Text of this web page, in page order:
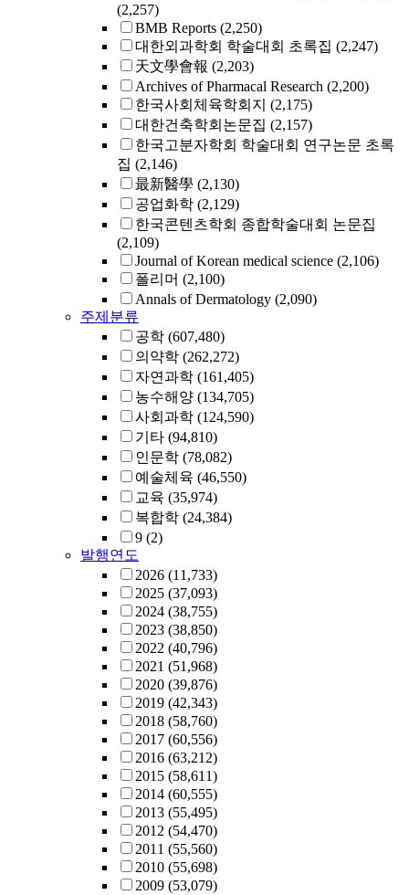
(2,257)
BMB Reports (2,250)
대한외과학회 학술대회 초록집 (2,247)
天文學會報 (2,203)
Archives of Pharmacal Research (2,200)
한국사회체육학회지 (2,175)
대한건축학회논문집 (2,157)
한국고분자학회 학술대회 연구논문 초록
집 (2,146)
最新醫學 (2,130)
공업화학 (2,129)
한국콘텐츠학회 종합학술대회 논문집
(2,109)
Journal of Korean medical science (2,106)
폴리머 (2,100)
Annals of Dermatology (2,090)
주제분류
공학 (607,480)
의약학 (262,272)
자연과학 (161,405)
농수해양 (134,705)
사회과학 (124,590)
기타 (94,810)
인문학 (78,082)
예술체육 (46,550)
교육 (35,974)
복합학 (24,384)
9 (2)
발행연도
2026 (11,733)
2025 (37,093)
2024 (38,755)
2023 (38,850)
2022 (40,796)
2021 (51,968)
2020 (39,876)
2019 (42,343)
2018 (58,760)
2017 (60,556)
2016 (63,212)
2015 (58,611)
2014 (60,555)
2013 (55,495)
2012 (54,470)
2011 (55,560)
2010 (55,698)
2009 (53,079)